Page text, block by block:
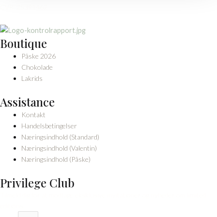
Boutique
Påske 2026
Chokolade
Lakrids
Assistance
Kontakt
Handelsbetingelser
Næringsindhold (Standard)
Næringsindhold (Valentin)
Næringsindhold (Påske)
Privilege Club